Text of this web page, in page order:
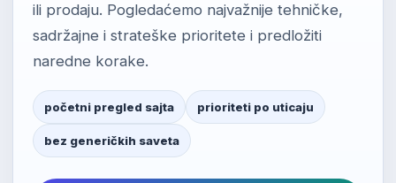
ili prodaju. Pogledaćemo najvažnije tehničke,
sadržajne i strateške prioritete i predložiti
naredne korake.
početni pregled sajta prioriteti po uticaju
bez generičkih saveta